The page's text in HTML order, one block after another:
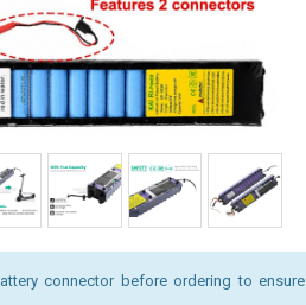
connector before ordering to ensure